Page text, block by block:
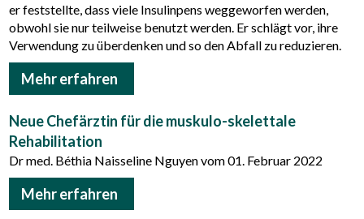
er feststellte, dass viele Insulinpens weggeworfen werden,
obwohl sie nur teilweise benutzt werden. Er schlägt vor, ihre
Verwendung zu überdenken und so den Abfall zu reduzieren.
Mehr erfahren
Neue Chefärztin für die muskulo-skelettale
Rehabilitation
Dr med. Béthia Naisseline Nguyen vom 01. Februar 2022
Mehr erfahren